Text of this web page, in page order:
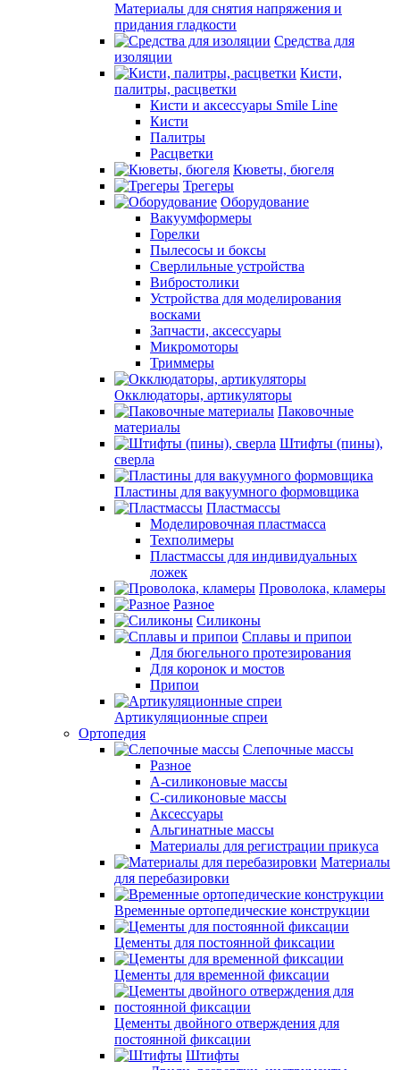
Материалы для снятия напряжения и
придания гладкости
Средства для
изоляции
Кисти,
палитры, расцветки
Кисти и аксессуары Smile Line
Кисти
Палитры
Расцветки
Кюветы, бюгеля
Трегеры
Оборудование
Вакуумформеры
Горелки
Пылесосы и боксы
Сверлильные устройства
Вибростолики
Устройства для моделирования
восками
Запчасти, аксессуары
Микромоторы
Триммеры
Окклюдаторы, артикуляторы
Паковочные
материалы
Штифты (пины),
сверла
Пластины для вакуумного формовщика
Пластмассы
Моделировочная пластмасса
Техполимеры
Пластмассы для индивидуальных
ложек
Проволока, кламеры
Разное
Силиконы
Сплавы и припои
Для бюгельного протезирования
Для коронок и мостов
Припои
Артикуляционные спреи
Ортопедия
Слепочные массы
Разное
А-силиконовые массы
С-силиконовые массы
Аксессуары
Альгинатные массы
Материалы для регистрации прикуса
Материалы
для перебазировки
Временные ортопедические конструкции
Цементы для постоянной фиксации
Цементы для временной фиксации
Цементы двойного отверждения для
постоянной фиксации
Штифты